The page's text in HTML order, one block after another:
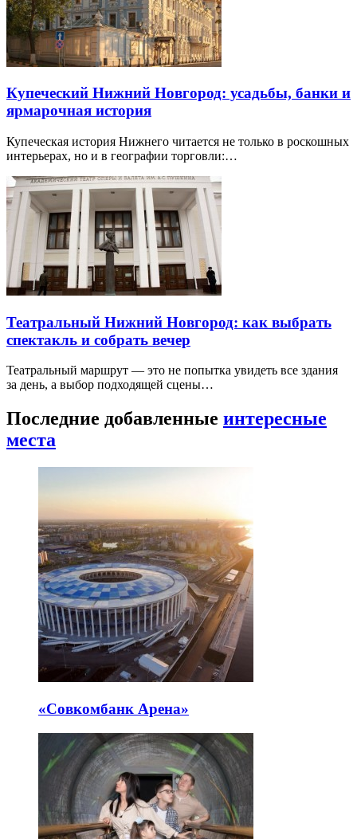
Купеческий Нижний Новгород: усадьбы, банки и
ярмарочная история
Купеческая история Нижнего читается не только в роскошных
интерьерах, но и в географии торговли:…
Театральный Нижний Новгород: как выбрать
спектакль и собрать вечер
Театральный маршрут — это не попытка увидеть все здания
за день, а выбор подходящей сцены…
Последние добавленные интересные
места
«Совкомбанк Арена⁠»